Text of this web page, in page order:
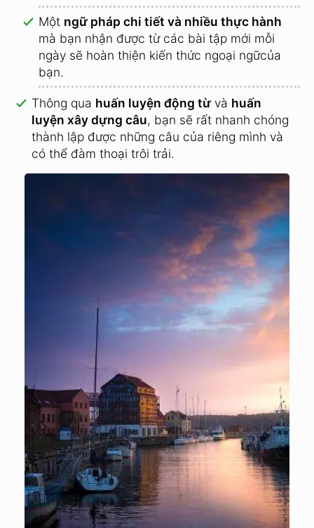
Một ngữ pháp chi tiết và nhiều thực hành
mà bạn nhận được từ các bài tập mới mỗi
ngày sẽ hoàn thiện kiến thức ngoại ngữcủa
bạn.
Thông qua huấn luyện động từ và huấn
luyện xây dựng câu, bạn sẽ rất nhanh chóng
thành lập được những câu của riêng mình và
có thể đàm thoại trôi trải.